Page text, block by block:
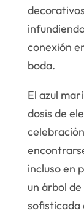
conexión
boda.
El azul
dosis de
incluso en
un árbol
sofisticada